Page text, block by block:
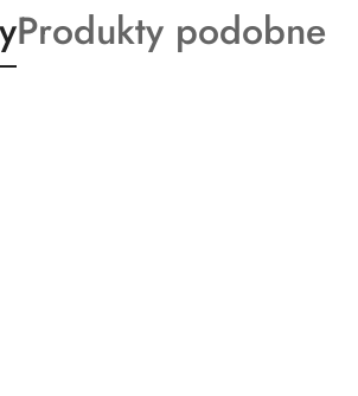
Produkty
o
Produkty podobne